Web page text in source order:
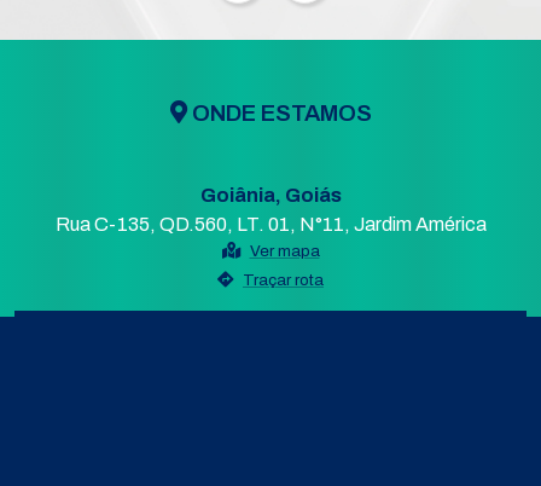
ONDE ESTAMOS
Goiânia, Goiás
Rua C-135, QD.560, LT. 01, N°11, Jardim América
Ver mapa
Traçar rota